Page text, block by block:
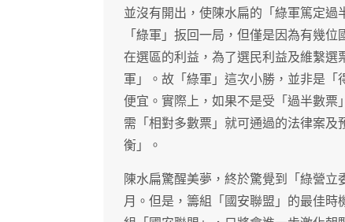
並沒有開出，使陳水扁的「綠軍篤定
「綠軍」扳回一局，但僅是因為有幾
在選區的利益，為了選民利益及維繫
軍」。故「綠軍」這次小勝，並非是
便宜。實際上，如果不是受「過半數票
需「相對多數票」就可通過的法律案及
衡」。
陳水扁驚醒美夢，終於驚覺到「綠營
月。但是，籌組「國安聯盟」的最佳